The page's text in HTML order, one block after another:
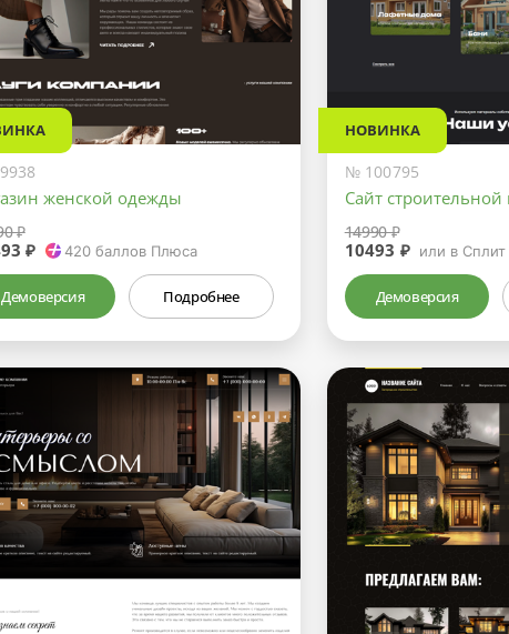
женской одежды
₽
₽ 420баллов Плюса
Демоверсия Подробнее
НОВИНКА
№ 100795
Сайт
14990 ₽
10493 ₽ или в Сплит
Демоверсия